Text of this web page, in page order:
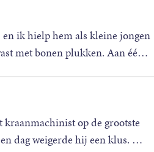
ik hielp hem als kleine jongen
met bonen plukken. Aan éé…
op de grootste
dag weigerde hij een klus. …